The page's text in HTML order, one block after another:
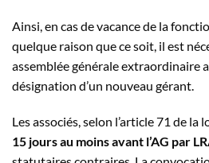
Ainsi, en cas de vacance de la
quelque raison que ce soit, il est
assemblée générale extraordinaire
désignation d’un nouveau gérant.
Les associés, selon l’article 71 de
15 jours au moins avant l’AG par